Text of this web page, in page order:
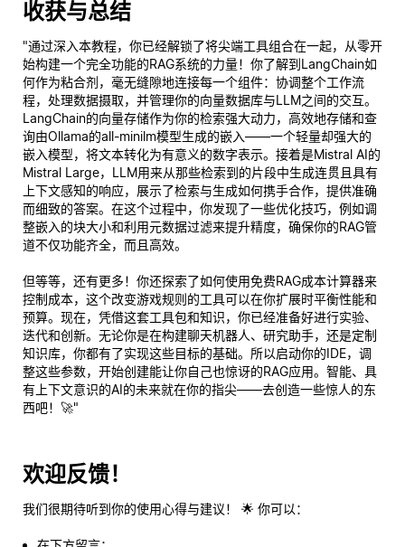
收获与总结
"通过深入本教程，你已经解锁了将尖端工具组合在一起，从零开
始构建一个完全功能的RAG系统的力量！你了解到LangChain如
何作为粘合剂，毫无缝隙地连接每一个组件：协调整个工作流
程，处理数据摄取，并管理你的向量数据库与LLM之间的交互。
LangChain的向量存储作为你的检索强大动力，高效地存储和查
询由Ollama的all-minilm模型生成的嵌入——一个轻量却强大的
嵌入模型，将文本转化为有意义的数字表示。接着是Mistral AI的
Mistral Large，LLM用来从那些检索到的片段中生成连贯且具有
上下文感知的响应，展示了检索与生成如何携手合作，提供准确
而细致的答案。在这个过程中，你发现了一些优化技巧，例如调
整嵌入的块大小和利用元数据过滤来提升精度，确保你的RAG管
道不仅功能齐全，而且高效。
但等等，还有更多！你还探索了如何使用免费RAG成本计算器来
控制成本，这个改变游戏规则的工具可以在你扩展时平衡性能和
预算。现在，凭借这套工具包和知识，你已经准备好进行实验、
迭代和创新。无论你是在构建聊天机器人、研究助手，还是定制
知识库，你都有了实现这些目标的基础。所以启动你的IDE，调
整这些参数，开始创建能让你自己也惊讶的RAG应用。智能、具
有上下文意识的AI的未来就在你的指尖——去创造一些惊人的东
西吧！🚀"
欢迎反馈！
我们很期待听到你的使用心得与建议！ 🌟 你可以：